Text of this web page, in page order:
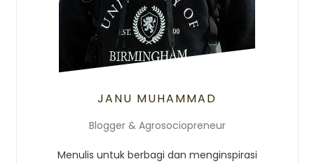
JANU MUHAMMAD
Blogger & Agrosociopreneur
Menulis untuk berbagi dan menginspirasi